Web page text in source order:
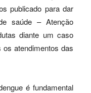
publicado para dar
saúde – Atenção
diante um caso
atendimentos das
é fundamental